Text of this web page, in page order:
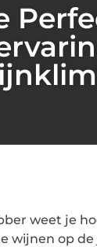
weet je
wijnen op de